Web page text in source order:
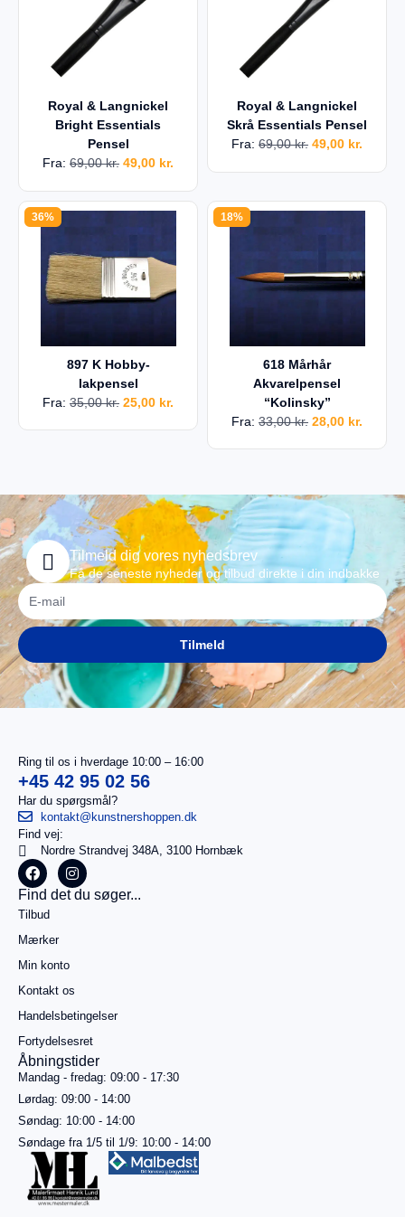
I
alt
0,00kr.
Køb for
499,00kr.
mere for
gratis
betaling
kurv
Royal & Langnickel
Bright Essentials
Pensel
Fra: 69,00kr. 49,00 kr.
Royal & Langnickel
Skrå Essentials Pensel
Fra: 69,00kr. 49,00 kr.
36%
897 K Hobby-
lakpensel
Fra: 35,00kr. 25,00 kr.
18%
618 Mårhår
Akvarelpensel
“Kolinsky”
Fra: 33,00kr. 28,00 kr.
Tilmeld dig vores nyhedsbrev
Få de seneste nyheder og tilbud direkte i din indbakke
Tilmeld
Ring til os i hverdage 10:00 – 16:00
+45 42 95 02 56
Har du spørgsmål?
kontakt@kunstnershoppen.dk
Find vej:
Nordre Strandvej 348A, 3100 Hornbæk
Find det du søger...
Tilbud
Mærker
Min konto
Kontakt os
Handelsbetingelser
Fortydelsesret
Åbningstider
Mandag - fredag: 09:00 - 17:30
Lørdag: 09:00 - 14:00
Søndag: 10:00 - 14:00
Søndage fra 1/5 til 1/9: 10:00 - 14:00